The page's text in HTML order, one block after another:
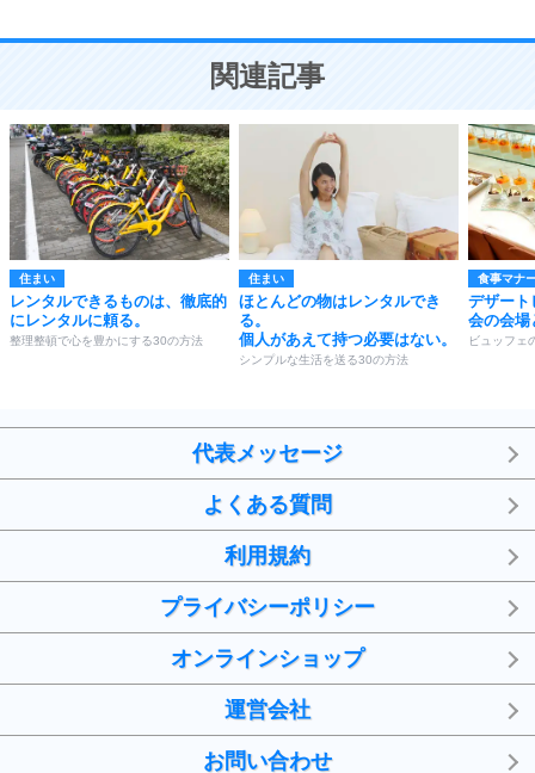
ことが大切。
関連記事
住まい
レンタルできるものは、徹底的
にレンタルに頼る。
整理整頓で心を豊かにする30の方法
住まい
ほとんどの物はレンタルでき
る。
個人があえて持つ必要はない。
シンプルな生活を送る30の方法
食事マナ
デザート
会の会場
ビュッフェ
代表メッセージ
よくある質問
利用規約
プライバシーポリシー
オンラインショップ
運営会社
お問い合わせ